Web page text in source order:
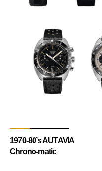
1970-80’s AUTAVIA
Chrono-matic